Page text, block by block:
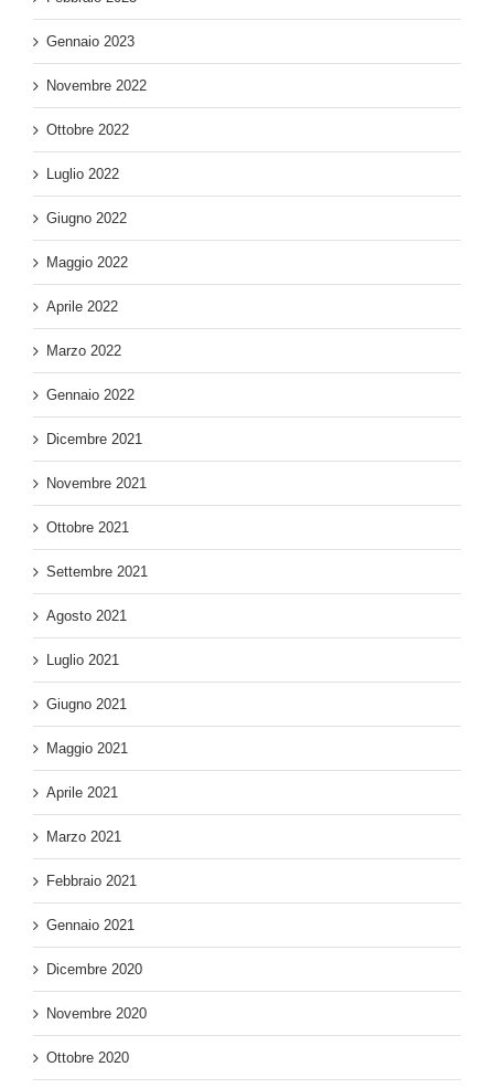
Gennaio 2023
Novembre 2022
Ottobre 2022
Luglio 2022
Giugno 2022
Maggio 2022
Aprile 2022
Marzo 2022
Gennaio 2022
Dicembre 2021
Novembre 2021
Ottobre 2021
Settembre 2021
Agosto 2021
Luglio 2021
Giugno 2021
Maggio 2021
Aprile 2021
Marzo 2021
Febbraio 2021
Gennaio 2021
Dicembre 2020
Novembre 2020
Ottobre 2020